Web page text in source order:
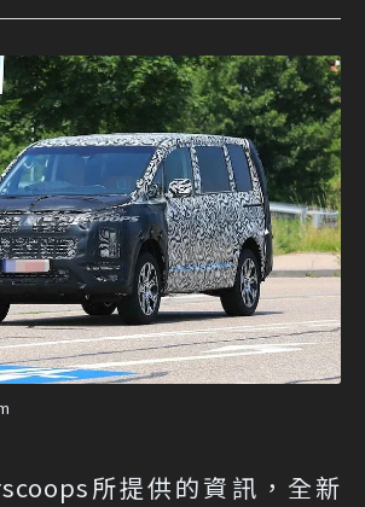
所提供的資訊，全新